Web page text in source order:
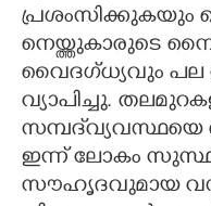
പ്രശംസിക്കുകയും
നെയ്ത്തുകാരുടെ
വൈദഗ്ധ്യവും പല
വ്യാപിച്ചു.
സമ്പദ്‌വ്യവസ്ഥയെ
ഇന്ന് ലോകം
സൗഹൃദവുമായ